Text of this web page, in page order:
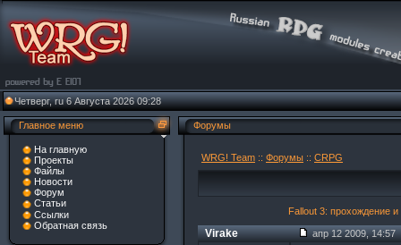
Четверг, ru 6 Августа 2026 09:28
Главное меню
На главную
Проекты
Файлы
Новости
Форум
Статьи
Ссылки
Обратная связь
Форумы
WRG! Team :: Форумы :: CRPG
Fallout 3: прохождение
Virake апр 12 2009, 14:57